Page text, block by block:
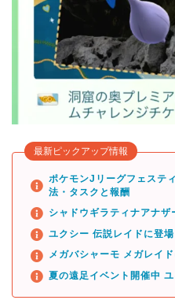
最新ピックアップ情報
ポケモンJリーグフェステ
法・タスクと報酬
シャドウギラティナアナ
ユクシー 伝説レイドに登場
メガバシャーモ メガレイ
夏の遠足イベント開催中